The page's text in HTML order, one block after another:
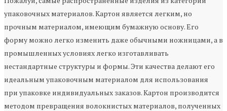
упаковочных материалов. Картон является легким, но
прочным материалом, имеющим бумажную основу. Его
форму можно легко изменить даже обычными ножницами, а в
промышленных условиях легко изготавливать
нестандартные структуры и формы. Эти качества делают его
идеальным упаковочным материалом для использования
при упаковке индивидуальных заказов. Картон производится
методом превращения волокнистых материалов, полученных